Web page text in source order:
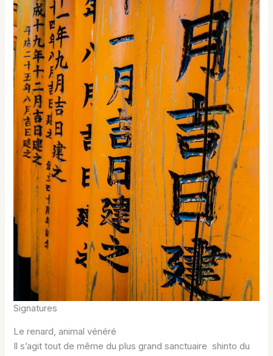
Signatures
Le renard, animal vénéré
Il s’agit tout de même du plus grand sanctuaire shinto du